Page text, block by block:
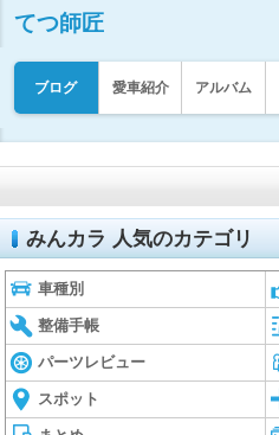
てつ師匠
ブログ 愛車紹介 アルバム
みんカラ 人気のカテゴリ
車種別
整備手帳
パーツレビュー
スポット